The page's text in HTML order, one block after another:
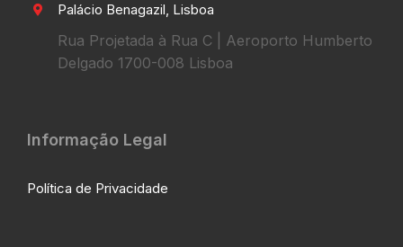
Palácio Benagazil, Lisboa
Rua Projetada à Rua C | Aeroporto Humberto
Delgado 1700-008 Lisboa
Informação Legal
Política de Privacidade